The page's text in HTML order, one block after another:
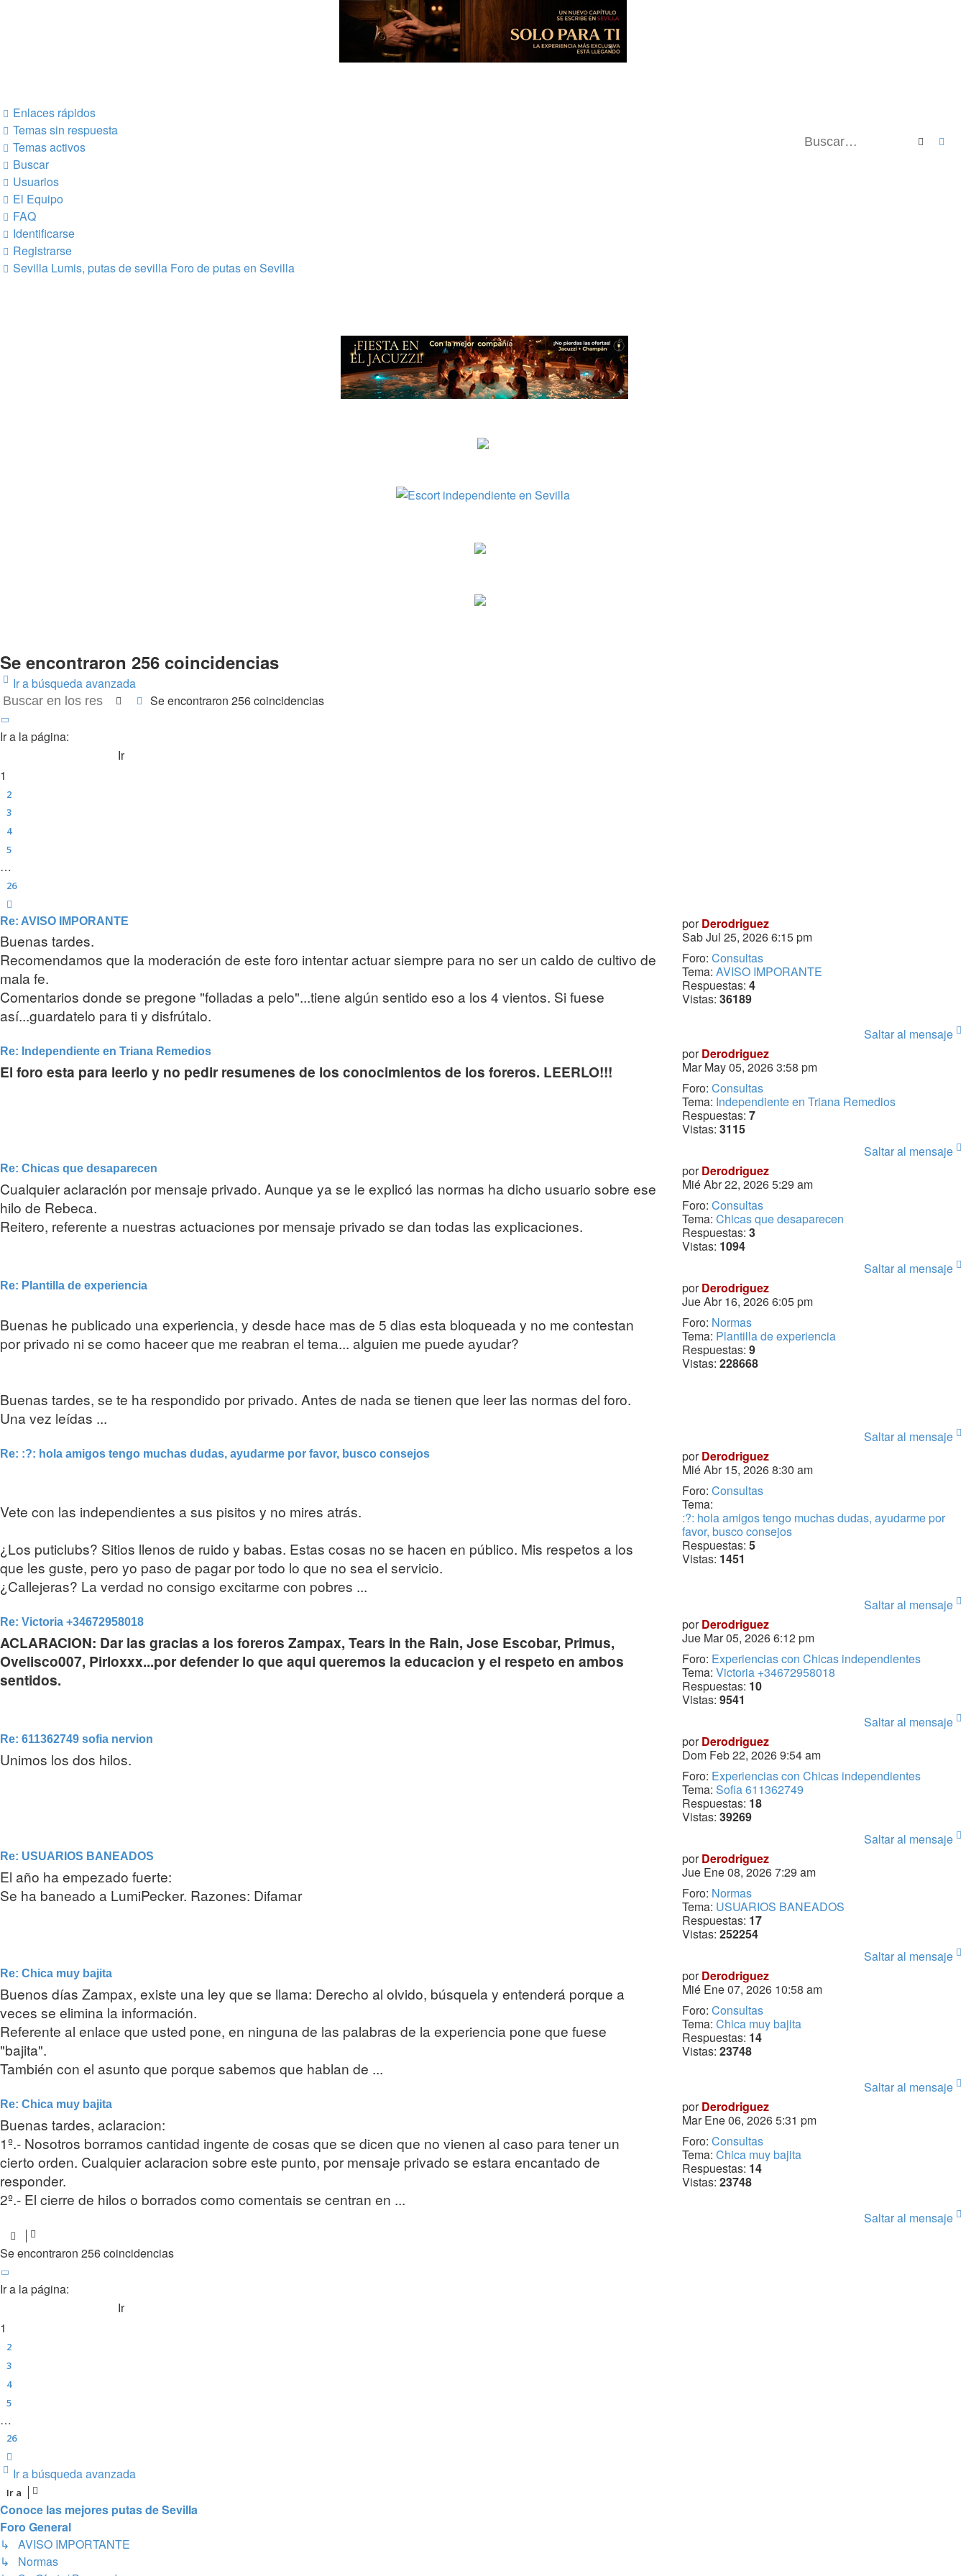
Buscar
Enlaces rápidos
Temas sin respuesta
Temas activos
Buscar
Usuarios
El Equipo
FAQ
Identificarse
Registrarse
Sevilla Lumis, putas de sevilla Foro de putas en Sevilla
Se encontraron 256 coincidencias
Ir a búsqueda avanzada
BuscarBúsqueda avanzada
Se encontraron 256 coincidencias
Página
Ir a la página:
1
2
3
4
5
…
26
porDerodriguez
Sab Jul 25, 2026 6:15 pm
Foro: Consultas
Tema: AVISO IMPORANTE
Respuestas: 4
Vistas: 36189
Re: AVISO IMPORANTE
Buenas tardes.
Recomendamos que la moderación de este foro intentar actuar siempre para no ser un caldo de cultivo de
mala fe.
Comentarios donde se pregone "folladas a pelo"...tiene algún sentido eso a los 4 vientos. Si fuese
así...guardatelo para ti y disfrútalo.
Saltar al mensaje
porDerodriguez
Mar May 05, 2026 3:58 pm
Foro: Consultas
Tema: Independiente en Triana Remedios
Respuestas: 7
Vistas: 3115
Re: Independiente en Triana Remedios
El foro esta para leerlo y no pedir resumenes de los conocimientos de los foreros. LEERLO!!!
Saltar al mensaje
porDerodriguez
Mié Abr 22, 2026 5:29 am
Foro: Consultas
Tema: Chicas que desaparecen
Respuestas: 3
Vistas: 1094
Re: Chicas que desaparecen
Cualquier aclaración por mensaje privado. Aunque ya se le explicó las normas ha dicho usuario sobre ese
hilo de Rebeca.
Reitero, referente a nuestras actuaciones por mensaje privado se dan todas las explicaciones.
Saltar al mensaje
porDerodriguez
Jue Abr 16, 2026 6:05 pm
Foro: Normas
Tema: Plantilla de experiencia
Respuestas: 9
Vistas: 228668
Re: Plantilla de experiencia
Buenas he publicado una experiencia, y desde hace mas de 5 dias esta bloqueada y no me contestan
por privado ni se como haceer que me reabran el tema... alguien me puede ayudar?
Buenas tardes, se te ha respondido por privado. Antes de nada se tienen que leer las normas del foro.
Una vez leídas ...
Saltar al mensaje
porDerodriguez
Mié Abr 15, 2026 8:30 am
Foro: Consultas
Tema:
:?: hola amigos tengo muchas dudas, ayudarme por
favor, busco consejos
Respuestas: 5
Vistas: 1451
Re: :?: hola amigos tengo muchas dudas, ayudarme por favor, busco consejos
Vete con las independientes a sus pisitos y no mires atrás.
¿Los puticlubs? Sitios llenos de ruido y babas. Estas cosas no se hacen en público. Mis respetos a los
que les guste, pero yo paso de pagar por todo lo que no sea el servicio.
¿Callejeras? La verdad no consigo excitarme con pobres ...
Saltar al mensaje
porDerodriguez
Jue Mar 05, 2026 6:12 pm
Foro: Experiencias con Chicas independientes
Tema: Victoria +34672958018
Respuestas: 10
Vistas: 9541
Re: Victoria +34672958018
ACLARACION: Dar las gracias a los foreros Zampax, Tears in the Rain, Jose Escobar, Primus,
Ovelisco007, Pirloxxx...por defender lo que aqui queremos la educacion y el respeto en ambos
sentidos.
Saltar al mensaje
porDerodriguez
Dom Feb 22, 2026 9:54 am
Foro: Experiencias con Chicas independientes
Tema: Sofia 611362749
Respuestas: 18
Vistas: 39269
Re: 611362749 sofia nervion
Unimos los dos hilos.
Saltar al mensaje
porDerodriguez
Jue Ene 08, 2026 7:29 am
Foro: Normas
Tema: USUARIOS BANEADOS
Respuestas: 17
Vistas: 252254
Re: USUARIOS BANEADOS
El año ha empezado fuerte:
Se ha baneado a LumiPecker. Razones: Difamar
Saltar al mensaje
porDerodriguez
Mié Ene 07, 2026 10:58 am
Foro: Consultas
Tema: Chica muy bajita
Respuestas: 14
Vistas: 23748
Re: Chica muy bajita
Buenos días Zampax, existe una ley que se llama: Derecho al olvido, búsquela y entenderá porque a
veces se elimina la información.
Referente al enlace que usted pone, en ninguna de las palabras de la experiencia pone que fuese
"bajita".
También con el asunto que porque sabemos que hablan de ...
Saltar al mensaje
porDerodriguez
Mar Ene 06, 2026 5:31 pm
Foro: Consultas
Tema: Chica muy bajita
Respuestas: 14
Vistas: 23748
Re: Chica muy bajita
Buenas tardes, aclaracion:
1º.- Nosotros borramos cantidad ingente de cosas que se dicen que no vienen al caso para tener un
cierto orden. Cualquier aclaracion sobre este punto, por mensaje privado se estara encantado de
responder.
2º.- El cierre de hilos o borrados como comentais se centran en ...
Saltar al mensaje
Se encontraron 256 coincidencias
Página
Ir a la página:
1
2
3
4
5
…
26
Ir a búsqueda avanzada
Ir a
Conoce las mejores putas de Sevilla
Foro General
↳ AVISO IMPORTANTE
↳ Normas